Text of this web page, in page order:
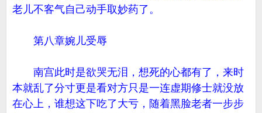
老儿不客气自己动手取妙药了。
第八章婉儿受辱
南宫此时是欲哭无泪，想死的心都有了，来时
本就乱了分寸更是看对方只是一连虚期修士就没放
在心上，谁想这下吃了大亏，随着黑脸老者一步步